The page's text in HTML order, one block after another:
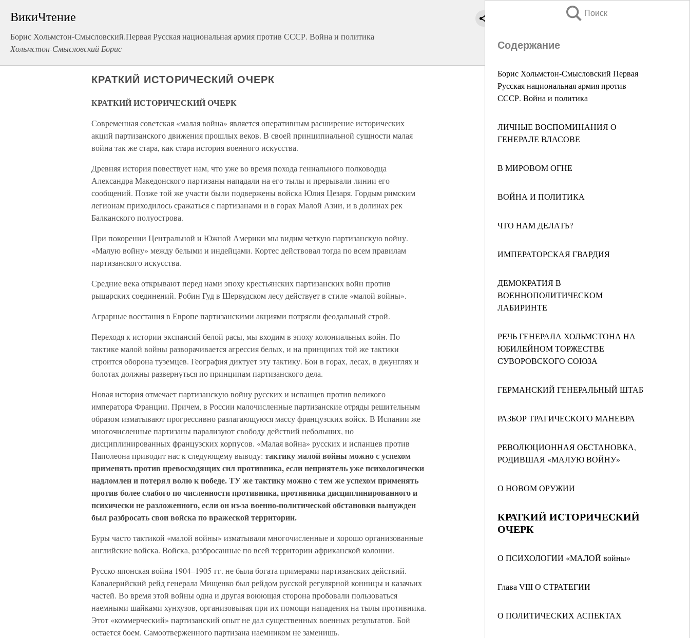
ВикиЧтение
Борис Хольмстон-Смысловский.Первая Русская национальная армия против СССР. Война и политика
Хольмстон-Смысловский Борис
Поиск
Содержание
Борис Хольмстон-Смысловский Первая
Русская национальная армия против
СССР. Война и политика
ЛИЧНЫЕ ВОСПОМИНАНИЯ О
ГЕНЕРАЛЕ ВЛАСОВЕ
В МИРОВОМ ОГНЕ
ВОЙНА И ПОЛИТИКА
ЧТО НАМ ДЕЛАТЬ?
ИМПЕРАТОРСКАЯ ГВАРДИЯ
ДЕМОКРАТИЯ В
ВОЕННОПОЛИТИЧЕСКОМ
ЛАБИРИНТЕ
РЕЧЬ ГЕНЕРАЛА ХОЛЬМСТОНА НА
ЮБИЛЕЙНОМ ТОРЖЕСТВЕ
СУВОРОВСКОГО СОЮЗА
ГЕРМАНСКИЙ ГЕНЕРАЛЬНЫЙ ШТАБ
РАЗБОР ТРАГИЧЕСКОГО МАНЕВРА
РЕВОЛЮЦИОННАЯ ОБСТАНОВКА,
РОДИВШАЯ «МАЛУЮ ВОЙНУ»
О НОВОМ ОРУЖИИ
КРАТКИЙ ИСТОРИЧЕСКИЙ
ОЧЕРК
О ПСИХОЛОГИИ «МАЛОЙ войны»
Глава VIII О СТРАТЕГИИ
О ПОЛИТИЧЕСКИХ АСПЕКТАХ
КРАТКИЙ ИСТОРИЧЕСКИЙ ОЧЕРК
КРАТКИЙ ИСТОРИЧЕСКИЙ ОЧЕРК
Современная советская «малая война» является оперативным расширение исторических
акций партизанского движения прошлых веков. В своей принципиальной сущности малая
война так же стара, как стара история военного искусства.
Древняя история повествует нам, что уже во время похода гениального полководца
Александра Македонского партизаны нападали на его тылы и прерывали линии его
сообщений. Позже той же участи были подвержены войска Юлия Цезаря. Гордым римским
легионам приходилось сражаться с партизанами и в горах Малой Азии, и в долинах рек
Балканского полуострова.
При покорении Центральной и Южной Америки мы видим четкую партизанскую войну.
«Малую войну» между белыми и индейцами. Кортес действовал тогда по всем правилам
партизанского искусства.
Средние века открывают перед нами эпоху крестьянских партизанских войн против
рыцарских соединений. Робин Гуд в Шервудском лесу действует в стиле «малой войны».
Аграрные восстания в Европе партизанскими акциями потрясли феодальный строй.
Переходя к истории экспансий белой расы, мы входим в эпоху колониальных войн. По
тактике малой войны разворачивается агрессия белых, и на принципах той же тактики
строится оборона туземцев. География диктует эту тактику. Бои в горах, лесах, в джунглях и
болотах должны развернуться по принципам партизанского дела.
Новая история отмечает партизанскую войну русских и испанцев против великого
императора Франции. Причем, в России малочисленные партизанские отряды решительным
образом изматывают прогрессивно разлагающуюся массу французских войск. В Испании же
многочисленные партизаны парализуют свободу действий небольших, но
дисциплинированных французских корпусов. «Малая война» русских и испанцев против
Наполеона приводит нас к следующему выводу: тактику малой войны можно с успехом
применять против превосходящих сил противника, если неприятель уже психологически
надломлен и потерял волю к победе. ТУ же тактику можно с тем же успехом применять
против более слабого по численности противника, противника дисциплинированного и
психически не разложенного, если он из-за военно-политической обстановки вынужден
был разбросать свои войска по вражеской территории.
Буры часто тактикой «малой войны» изматывали многочисленные и хорошо организованные
английские войска. Войска, разбросанные по всей территории африканской колонии.
Русско-японская война 1904–1905 гг. не была богата примерами партизанских действий.
Кавалерийский рейд генерала Мищенко был рейдом русской регулярной конницы и казачьих
частей. Во время этой войны одна и другая воюющая сторона пробовали пользоваться
наемными шайками хунхузов, организовывая при их помощи нападения на тылы противника.
Этот «коммерческий» партизанский опыт не дал существенных военных результатов. Бой
остается боем. Самоотверженного партизана наемником не заменишь.